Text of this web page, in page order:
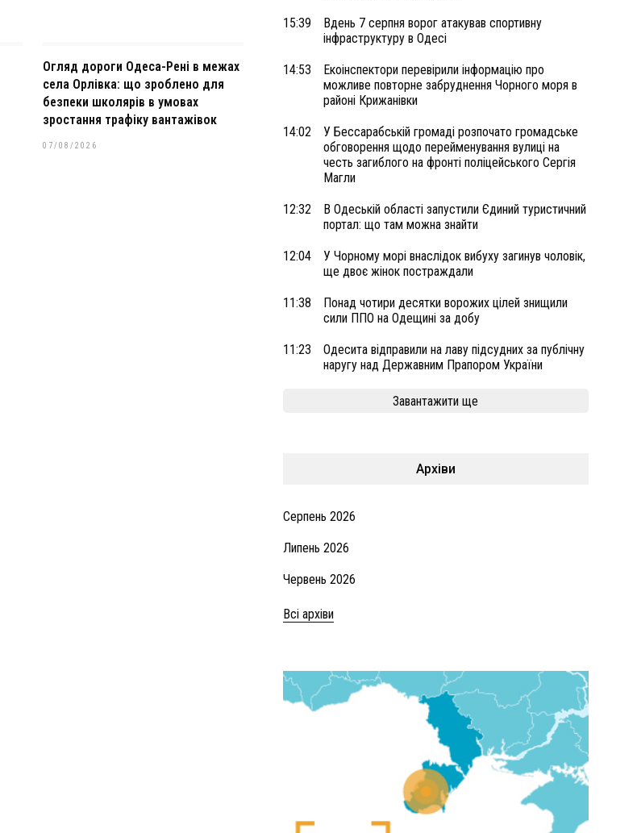
Огляд дороги Одеса-Рені в межах
села Орлівка: що зроблено для
безпеки школярів в умовах
зростання трафіку вантажівок
07/08/2026
15:39
Вдень 7 серпня ворог атакував спортивну
інфраструктуру в Одесі
14:53
Екоінспектори перевірили інформацію про
можливе повторне забруднення Чорного моря в
районі Крижанівки
14:02
У Бессарабській громаді розпочато громадське
обговорення щодо перейменування вулиці на
честь загиблого на фронті поліцейського Сергія
Магли
12:32
В Одеській області запустили Єдиний туристичний
портал: що там можна знайти
12:04
У Чорному морі внаслідок вибуху загинув чоловік,
ще двоє жінок постраждали
11:38
Понад чотири десятки ворожих цілей знищили
сили ППО на Одещині за добу
11:23
Одесита відправили на лаву підсудних за публічну
наругу над Державним Прапором України
Завантажити ще
Архіви
Серпень 2026
Липень 2026
Червень 2026
Всі архіви